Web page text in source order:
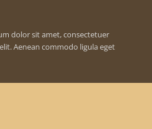
dolor sit amet, consectetuer
Aenean commodo ligula eget